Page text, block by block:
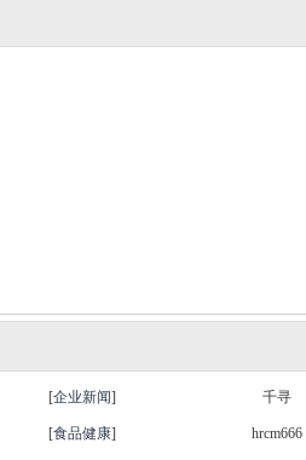
[企业新闻] 千寻
[食品健康] hrcm666